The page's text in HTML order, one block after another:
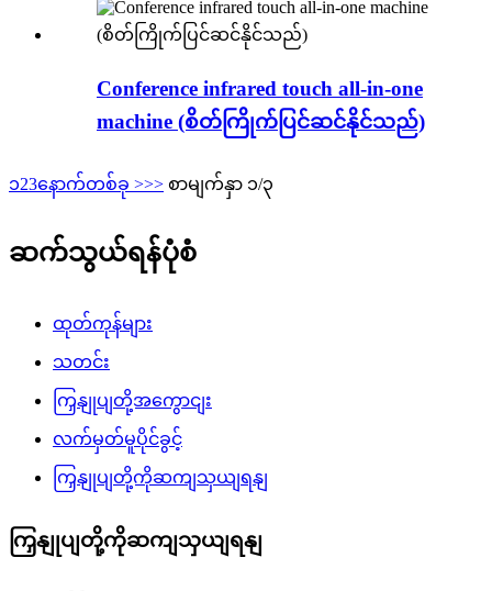
Conference infrared touch all-in-one
machine (စိတ်ကြိုက်ပြင်ဆင်နိုင်သည်)
၁23နောက်တစ်ခု >>> စာမျက်နှာ ၁/၃
ဆက်သွယ်ရန်ပုံစံ
ထုတ်ကုန်များ
သတင်း
ကြှနျုပျတို့အကွောငျး
လက်မှတ်မူပိုင်ခွင့်
ကြှနျုပျတို့ကိုဆကျသှယျရနျ
ကြှနျုပျတို့ကိုဆကျသှယျရနျ